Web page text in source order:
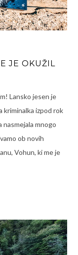
JE OKUŽIL
Lansko jesen je
kriminalka izpod rok
nasmejala mnogo
ob novih
Vohun, ki me je